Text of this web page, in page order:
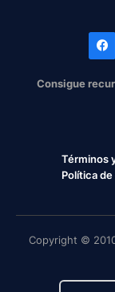
Consigue
Términos
Política
Copyright ©